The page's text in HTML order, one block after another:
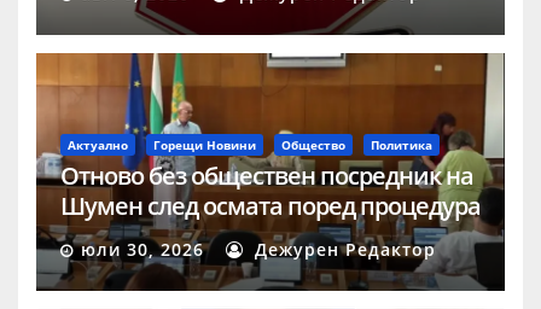
Актуално Горещи Новини Общество Политика
Отново без обществен посредник на
Шумен след осмата поред процедура
юли 30, 2026 Дежурен Редактор